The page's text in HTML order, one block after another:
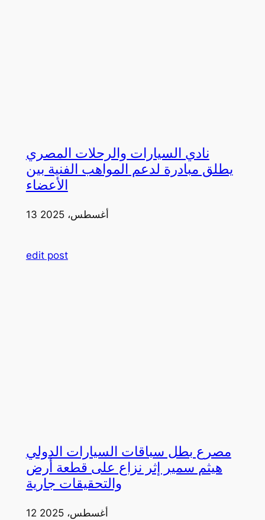
نادي السيارات والرحلات المصري
يطلق مبادرة لدعم المواهب الفنية بين
الأعضاء
13 أغسطس، 2025
edit post
مصرع بطل سباقات السيارات الدولي
هيثم سمير إثر نزاع على قطعة أرض
والتحقيقات جارية
12 أغسطس، 2025